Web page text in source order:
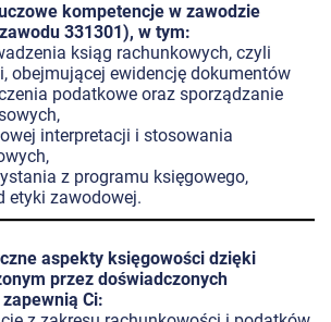
kompetencje w zawodzie
331301), w tym:
ksiąg rachunkowych, czyli
obejmującej ewidencję dokumentów
podatkowe oraz sporządzanie
interpretacji i stosowania
z programu księgowego,
etyki zawodowej.
aspekty księgowości dzięki
przez doświadczonych
Ci: